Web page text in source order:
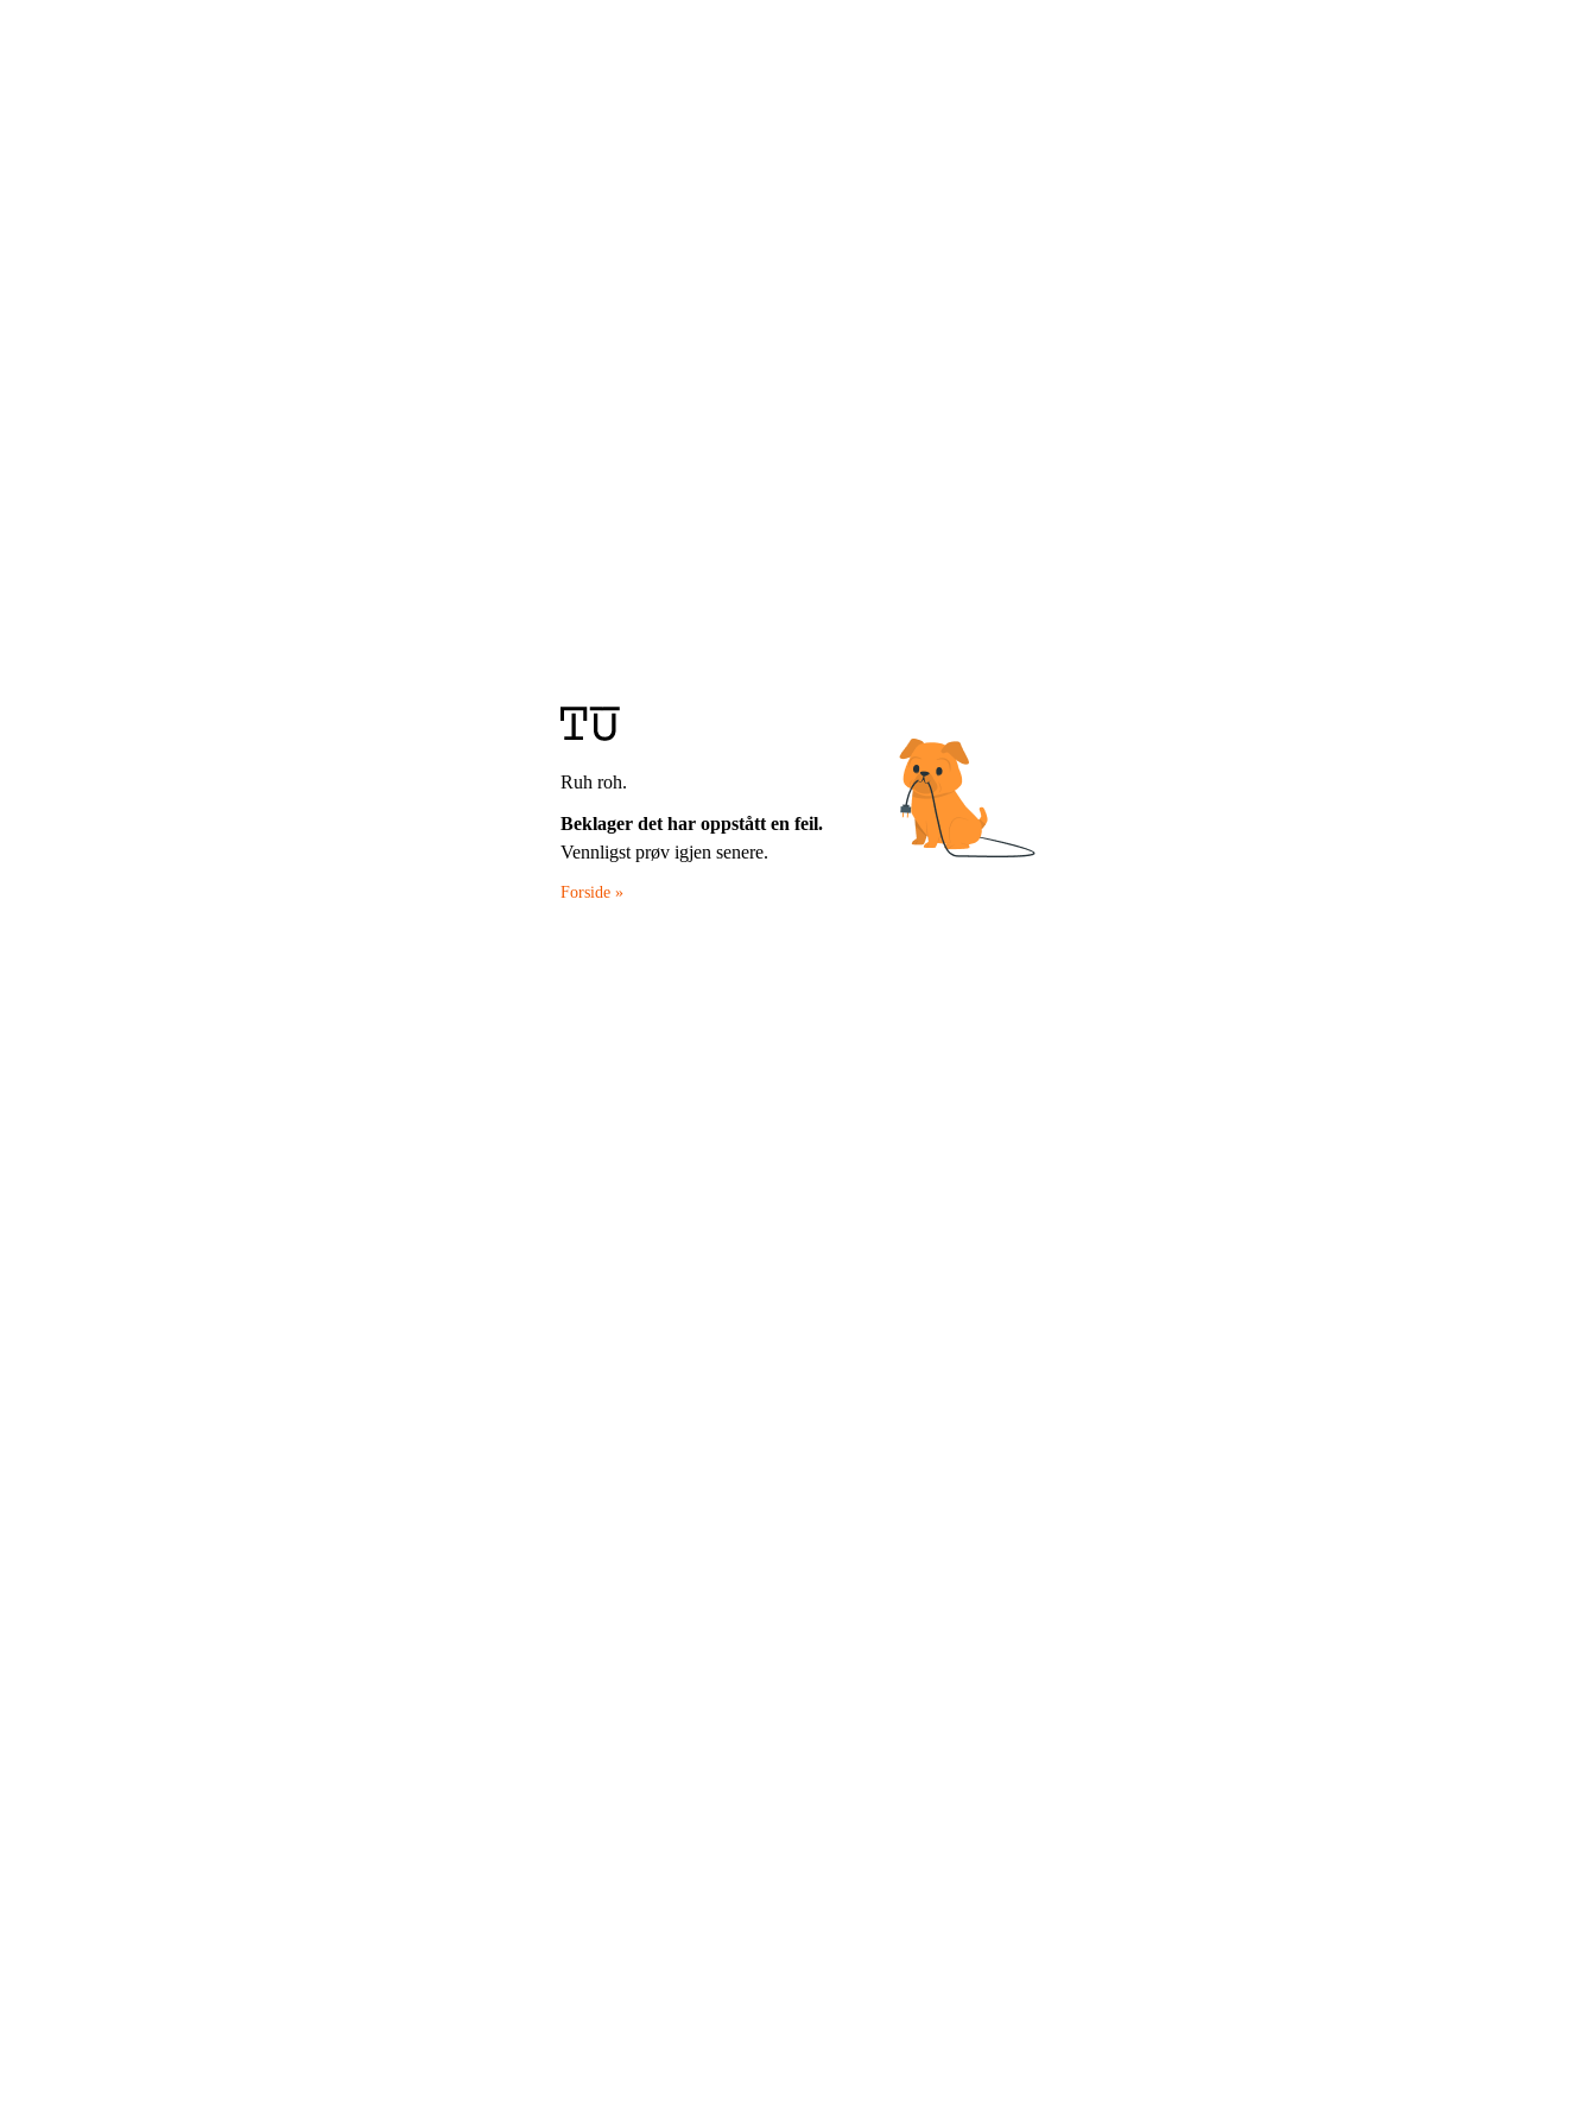
Ruh roh.
Beklager det har oppstått en feil.
Vennligst prøv igjen senere.
Forside »